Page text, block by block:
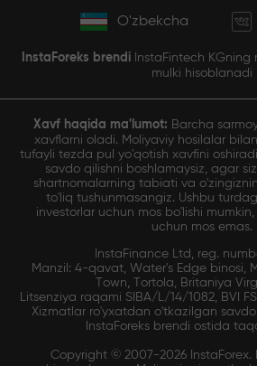
O'zbekcha
InstaForeks brendi InstaFintech
mulki hisoblanadi
Xavf haqida ma'lumot: Barcha
xavflarni oladi. Moliyaviy hosilalar
tufayli tezda pul yo'qotish xavfini
savdo qilishni boshlamaysiz, agar
shartnomalarning tabiati va
to'liq tushunmasangiz. Ushbu
investorlar uchun mos bo'lishi
uchun mos emas.
InstaFinance Ltd, reg.
Manzil: 4-qavat, Water's Edge binosi,
Town, Tortola, Britaniya
Litsenziya raqami SIBA/L/14/1082, BVI
Xizmatlar ro'yxatdan o'tkazilgan
InstaForeks brendi ostida
Copyright © 2007-2026